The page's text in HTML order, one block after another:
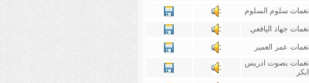
نغمات سلوم السلوم
نغمات جهاد اليافعي
نغمات عمر العمير
نغمات بصوت ادريس
ابكر